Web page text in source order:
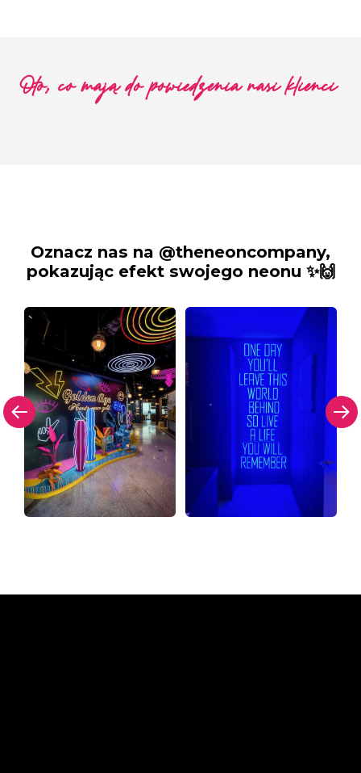
Oto, co mają do powiedzenia nasi klienci
Oznacz nas na @theneoncompany,
pokazując efekt swojego neonu ✨🙌